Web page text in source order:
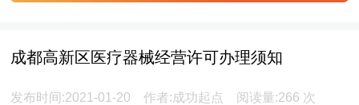
成都高新区医疗器械经营许可办理须知
发布时间:2021-01-20 作者:成功起点 阅读量:266 次